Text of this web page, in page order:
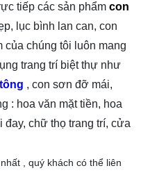
tiếp các sản phẩm con
lục bình lan can, con
của chúng tôi luôn mang
trang trí biệt thự như
, con sơn đỡ mái,
: hoa văn mặt tiền, hoa
đay, chữ thọ trang trí, cửa
, quý khách có thể liên